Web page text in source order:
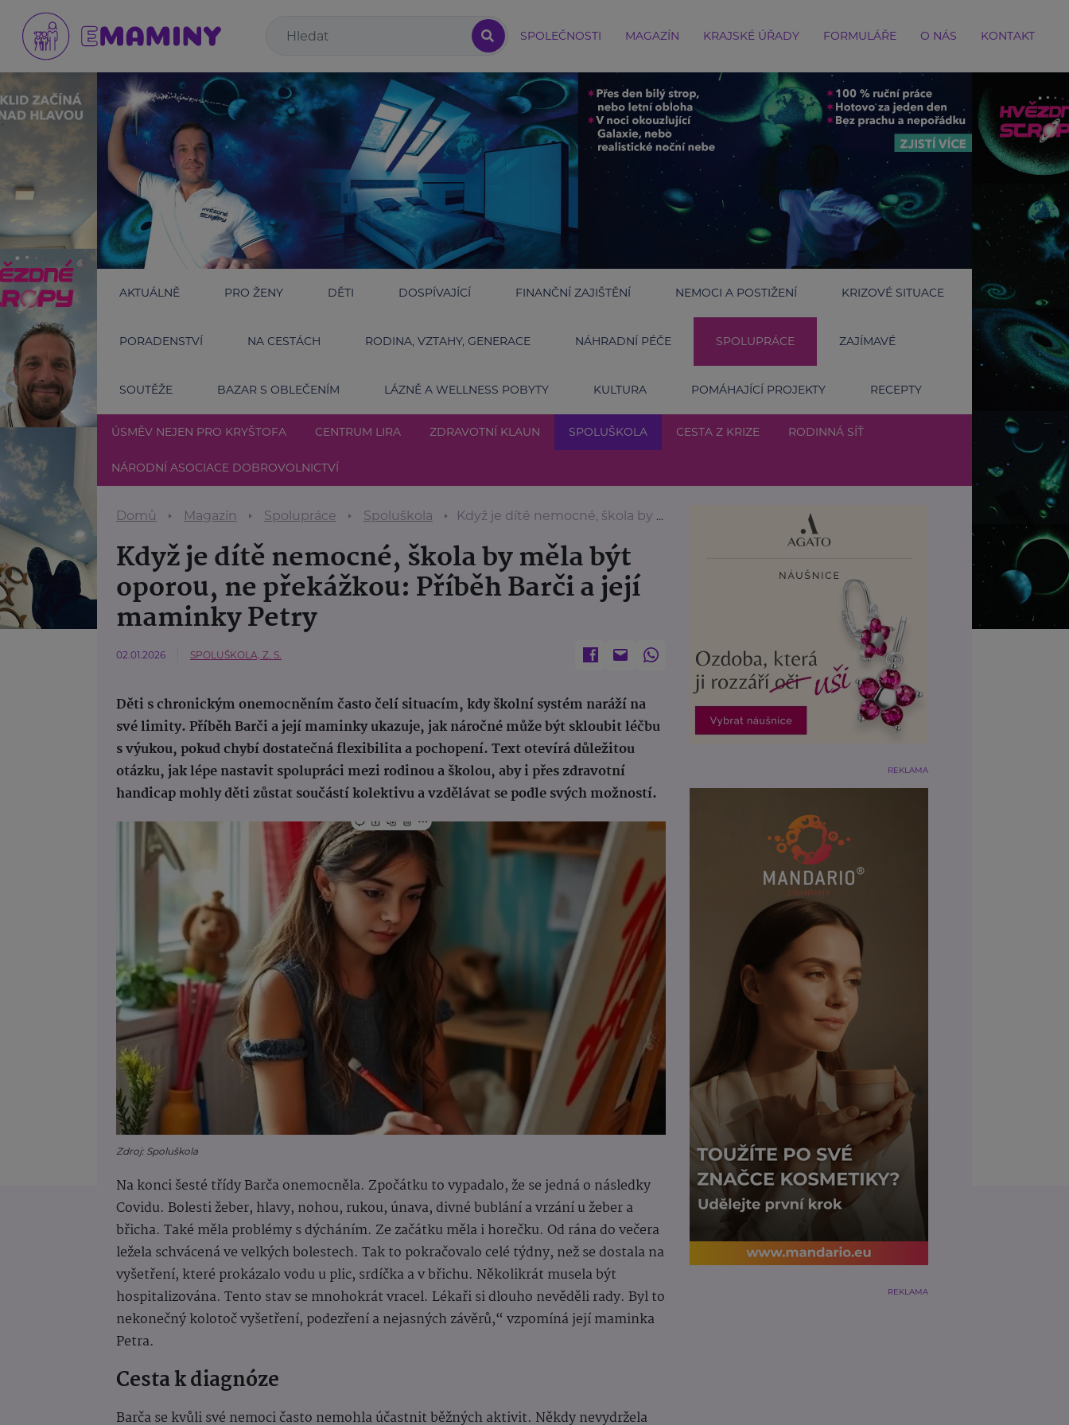
SPOLEČNOSTI MAGAZÍN KRAJSKÉ ÚŘADY FORMULÁŘE O NÁS KONTAKT
AKTUÁLNĚ PRO ŽENY DĚTI DOSPÍVAJÍCÍ FINANČNÍ ZAJIŠTĚNÍ NEMOCI A POSTIŽENÍ KRIZOVÉ SITUACE
PORADENSTVÍ NA CESTÁCH RODINA, VZTAHY, GENERACE NÁHRADNÍ PÉČE SPOLUPRÁCE ZAJÍMAVÉ
SOUTĚŽE BAZAR S OBLEČENÍM LÁZNĚ A WELLNESS POBYTY KULTURA POMÁHAJÍCÍ PROJEKTY RECEPTY
ÚSMĚV NEJEN PRO KRYŠTOFA CENTRUM LIRA ZDRAVOTNÍ KLAUN SPOLUŠKOLA CESTA Z KRIZE RODINNÁ SÍŤ
NÁRODNÍ ASOCIACE DOBROVOLNICTVÍ
Domů Magazín Spolupráce Spoluškola Když je dítě nemocné, škola by měla být oporou, ne překážkou: Příběh Barči a její maminky Petry
Když je dítě nemocné, škola by měla být
oporou, ne překážkou: Příběh Barči a její
maminky Petry
02.01.2026 SPOLUŠKOLA, Z. S.
Děti s chronickým onemocněním často čelí situacím, kdy školní systém naráží na
své limity. Příběh Barči a její maminky ukazuje, jak náročné může být skloubit léčbu
s výukou, pokud chybí dostatečná flexibilita a pochopení. Text otevírá důležitou
otázku, jak lépe nastavit spolupráci mezi rodinou a školou, aby i přes zdravotní
handicap mohly děti zůstat součástí kolektivu a vzdělávat se podle svých možností.
Zdroj: Spoluškola
Na konci šesté třídy Barča onemocněla. Zpočátku to vypadalo, že se jedná o následky
Covidu. Bolesti žeber, hlavy, nohou, rukou, únava, divné bublání a vrzání u žeber a
břicha. Také měla problémy s dýcháním. Ze začátku měla i horečku. Od rána do večera
ležela schvácená ve velkých bolestech. Tak to pokračovalo celé týdny, než se dostala na
vyšetření, které prokázalo vodu u plic, srdíčka a v břichu. Několikrát musela být
hospitalizována. Tento stav se mnohokrát vracel. Lékaři si dlouho nevěděli rady. Byl to
nekonečný kolotoč vyšetření, podezření a nejasných závěrů,“ vzpomíná její maminka
Petra.
Cesta k diagnóze
Barča se kvůli své nemoci často nemohla účastnit běžných aktivit. Někdy nevydržela
REKLAMA
REKLAMA